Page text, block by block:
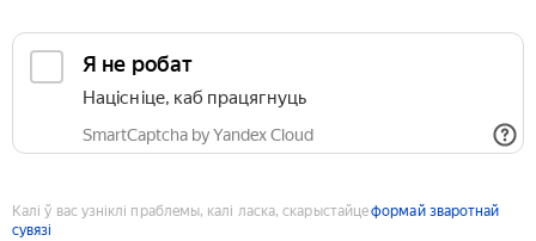
Я не робат
Націсніце, каб працягнуць
SmartCaptcha by Yandex Cloud
Калі ў вас узніклі праблемы, калі ласка, скарыстайцеформай зваротнай
сувязі